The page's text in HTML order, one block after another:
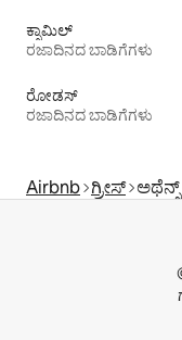
ಕ್ಸಾಮಿಲ್
ರಜಾದಿನದ ಬಾಡಿಗೆಗಳು
ರೋಡಸ್
ರಜಾದಿನದ ಬಾಡಿಗೆಗಳು
Airbnb ಗ್ರೀಸ್ ಅಥೆನ್ಸ್